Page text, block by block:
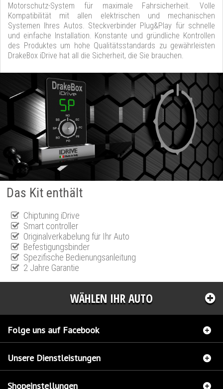
Motorschutz-System für maximale Fahrsicherheit. Volle
Kompatibilität mit allen elektrischen und mechanischen
Systemen Ihres Autos. Steckverbinder Plug&Play für schnelle
und einfache Installation. Konstante und gründliche Kontrollen
des Produktes um hohe Qualitätsstandards zu gewährleisten
DrakeBox iDrive hat all die Sicherheit, die Sie brauchen.
Das Kit enthält
Chiptuning iDrive
Smart controller
Originalverkabelung für Ihr Auto
Befestigungsbinder
Spezifische Bedienungsanleitung
2 Jahre Garantie
WÄHLEN IHR AUTO
Folge uns auf Facebook
Unsere Dienstleistungen
Shopeinstellungen